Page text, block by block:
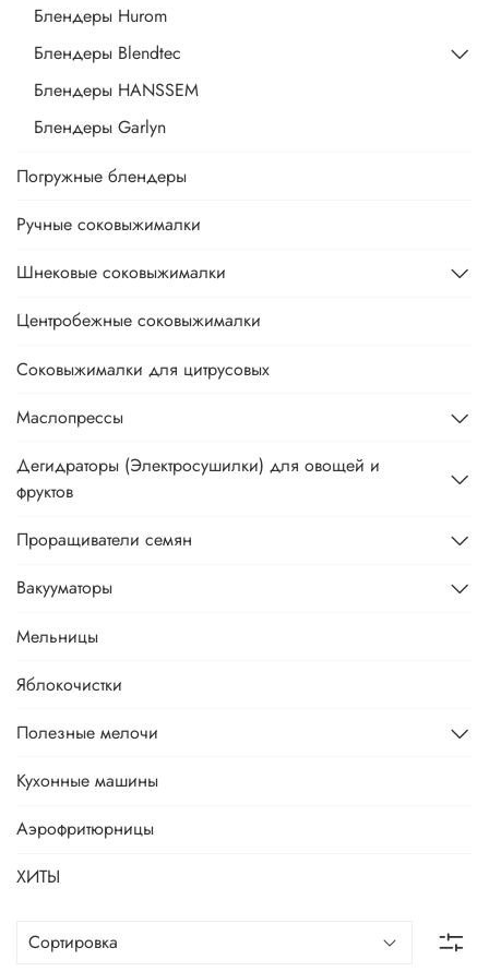
Блендеры Hurom
Блендеры Blendtec
Блендеры HANSSEM
Блендеры Garlyn
Погружные блендеры
Ручные соковыжималки
Шнековые соковыжималки
Центробежные соковыжималки
Соковыжималки для цитрусовых
Маслопрессы
Дегидраторы (Электросушилки) для овощей и
фруктов
Проращиватели семян
Вакууматоры
Мельницы
Яблокочистки
Полезные мелочи
Кухонные машины
Аэрофритюрницы
ХИТЫ